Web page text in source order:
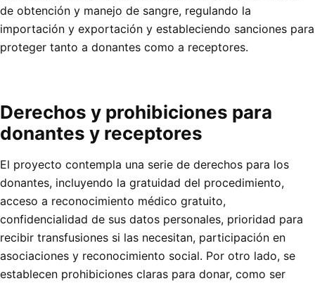
de obtención y manejo de sangre, regulando la
importación y exportación y estableciendo sanciones para
proteger tanto a donantes como a receptores.
Derechos y prohibiciones para
donantes y receptores
El proyecto contempla una serie de derechos para los
donantes, incluyendo la gratuidad del procedimiento,
acceso a reconocimiento médico gratuito,
confidencialidad de sus datos personales, prioridad para
recibir transfusiones si las necesitan, participación en
asociaciones y reconocimiento social. Por otro lado, se
establecen prohibiciones claras para donar, como ser